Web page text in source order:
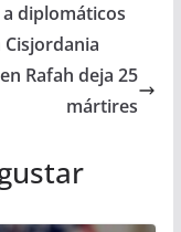
diplomáticos
Rafah deja 25
mártires